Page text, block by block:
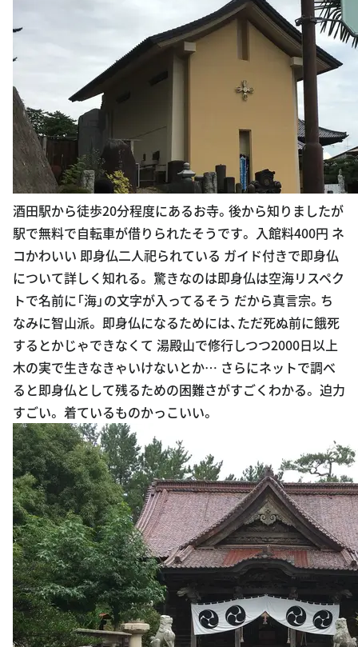
酒田駅から徒歩20分程度にあるお寺。後から知りましたが
駅で無料で自転車が借りられたそうです。 入館料400円 ネ
コかわいい 即身仏二人祀られている ガイド付きで即身仏
について詳しく知れる。 驚きなのは即身仏は空海リスペク
トで名前に「海」の文字が入ってるそう だから真言宗。ち
なみに智山派。 即身仏になるためには、ただ死ぬ前に餓死
するとかじゃできなくて 湯殿山で修行しつつ2000日以上
木の実で生きなきゃいけないとか… さらにネットで調べ
ると即身仏として残るための困難さがすごくわかる。 迫力
すごい。 着ているものかっこいい。